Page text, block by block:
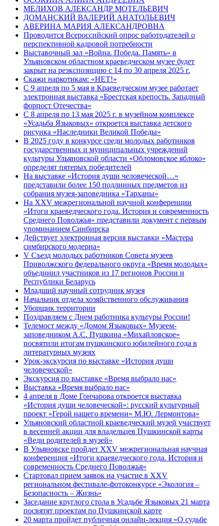
МЕЛИХОВ АЛЕКСАНДР МОТЕЛЬЕВИЧ
ДОМАНСКИЙ ВАЛЕРИЙ АНАТОЛЬЕВИЧ
АВЕРИНА МАРИЯ АЛЕКСАНДРОВНА
Проводится Всероссийский опрос работодателей о
перспективной кадровой потребности
Выставочный зал «Война. Победа. Память» в
Ульяновском областном краеведческом музее будет
закрыт на реэкспозицию с 14 по 30 апреля 2025 г.
Скажи наркотикам: «НЕТ!»
С 9 апреля по 5 мая в Краеведческом музее работает
электронная выставка «Брестская крепость. Западный
форпост Отечества»
С 8 апреля по 13 мая 2025 г. в музейном комплексе
«Усадьба Языковых» откроется выставка детского
рисунка «Наследники Великой Победы»
В 2025 году в конкурсе среди молодых работников
государственных и муниципальных учреждений
культуры Ульяновской области «Обломовское яблоко»
определят пятерых победителей
На выставке «История души человеческой…»
представили более 150 подлинных предметов из
собрания музея-заповедника «Тарханы»
На XXV межрегиональной научной конференции
«Итоги краеведческого года. История и современность
Среднего Поволжья» представили документ с первым
упоминанием Синбирска
Действует электронная версия выставки «Мастера
симбирского модерна»
V Съезд молодых работников Совета музеев
Приволжского федерального округа «Время молодых»
объединил участников из 17 регионов России и
Республики Беларусь
Младший научный сотрудник музея
Начальник отдела хозяйственного обслуживания
Уборщик территории
Поздравляем с Днем работника культуры России!
Телемост между «Домом Языковых» Музеем-
заповедником А.С. Пушкина «Михайловское»
посвятили итогам пушкинского юбилейного года в
литературных музеях
Урок-экскурсия по выставке «История души
человеческой»
Экскурсия по выставке «Время выбрало нас»
Выставка «Время выбрало нас»
4 апреля в Доме Гончарова откроется выставка
«История души человеческой»: русский культурный
проект «Герой нашего времени» М.Ю. Лермонтова»
Ульяновский областной краеведческий музей участвует
в весенней акции для владельцев Пушкинской карты
«Веди родителей в музей»
В Ульяновске пройдет XXV межрегиональная научная
конференция «Итоги краеведческого года. История и
современность Среднего Поволжья»
Стартовал прием заявок на участие в XXV
региональном фестивале-фотоконкурсе «Экология –
Безопасность – Жизнь»
Заседание круглого стола в Усадьбе Языковых 21 марта
посвятят проектам по Пушкинской карте
20 марта пройдет публичная онлайн-лекция «О судьбе